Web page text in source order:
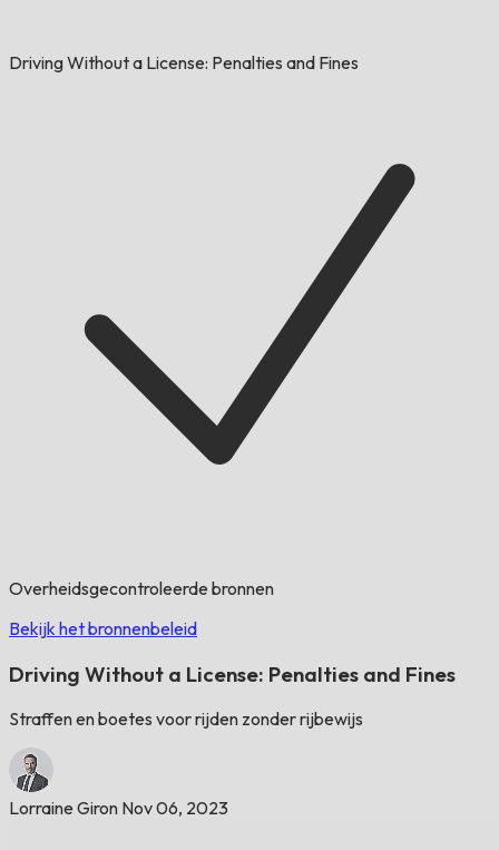
Driving Without a License: Penalties and Fines
Overheidsgecontroleerde bronnen
Bekijk het bronnenbeleid
Driving Without a License: Penalties and Fines
Straffen en boetes voor rijden zonder rijbewijs
Lorraine Giron Nov 06, 2023